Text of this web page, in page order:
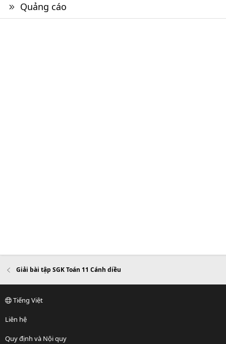
Quảng cáo
Giải bài tập SGK Toán 11 Cánh diều
Tiếng Việt
Liên hệ
Quy định và Nội quy